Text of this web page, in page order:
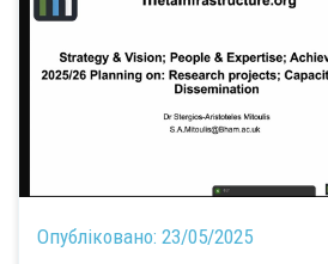
Опубліковано: 23/05/2025